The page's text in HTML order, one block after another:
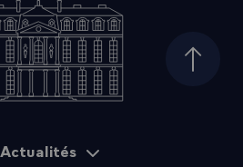
Haut
Actualités